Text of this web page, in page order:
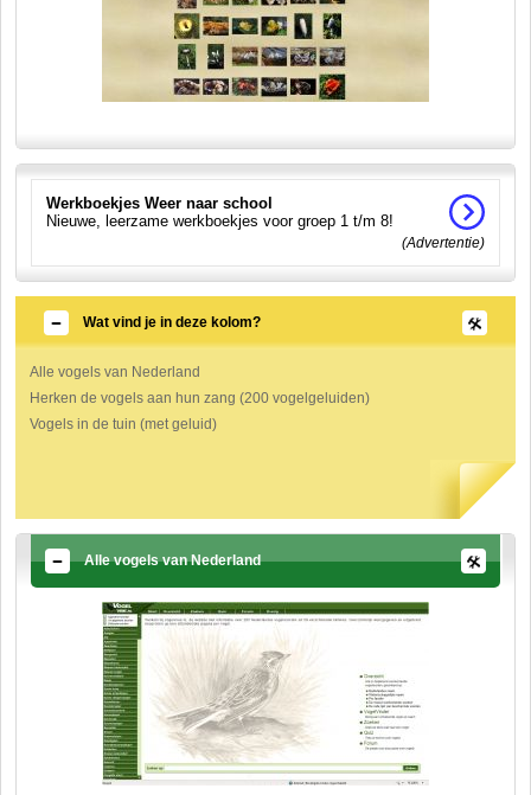
Werkboekjes Weer naar school
Nieuwe, leerzame werkboekjes voor groep 1 t/m 8!
(Advertentie)
Wat vind je in deze kolom?
Alle vogels van Nederland
Herken de vogels aan hun zang (200 vogelgeluiden)
Vogels in de tuin (met geluid)
Alle vogels van Nederland